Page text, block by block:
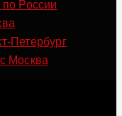
России
Петербург
Москва